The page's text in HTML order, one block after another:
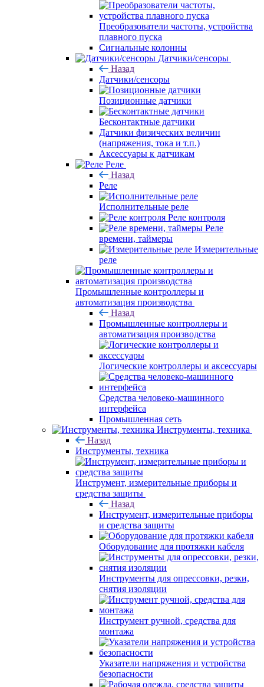
Преобразователи частоты, устройства
плавного пуска
Сигнальные колонны
Датчики/сенсоры
Назад
Датчики/сенсоры
Позиционные датчики
Бесконтактные датчики
Датчики физических величин
(напряжения, тока и т.п.)
Аксессуары к датчикам
Реле
Назад
Реле
Исполнительные реле
Реле контроля
Реле
времени, таймеры
Измерительные
реле
Промышленные контроллеры и
автоматизация производства
Назад
Промышленные контроллеры и
автоматизация производства
Логические контроллеры и аксессуары
Средства человеко-машинного
интерфейса
Промышленная сеть
Инструменты, техника
Назад
Инструменты, техника
Инструмент, измерительные приборы и
средства защиты
Назад
Инструмент, измерительные приборы
и средства защиты
Оборудование для протяжки кабеля
Инструменты для опрессовки, резки,
снятия изоляции
Инструмент ручной, средства для
монтажа
Указатели напряжения и устройства
безопасности